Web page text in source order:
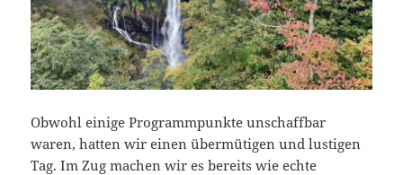
Obwohl einige Programmpunkte unschaffbar
waren, hatten wir einen übermütigen und lustigen
Tag. Im Zug machen wir es bereits wie echte